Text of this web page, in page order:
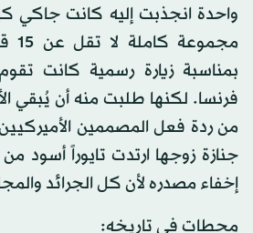
واحدة انجذبت إليه كانت جاكي
بمناسبة زيارة رسمية كانت
فرنسا. لكنها طلبت منه أن يُبقي
جنازة زوجها ارتدت تايوراً أسود
إخفاء مصدره لأن كل الجرائد
محطات في تاريخه: